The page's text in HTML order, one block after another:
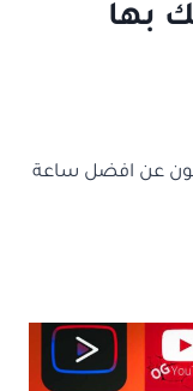
بها
عن افضل ساعة